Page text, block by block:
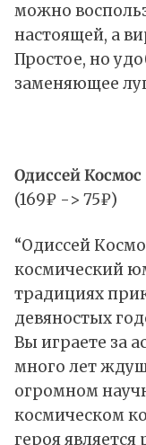
можно
настоящей, а
Простое, но
заменяющее
Одиссей
(169₽ -> 75₽)
“Одиссей
космический
традициях
девяностых
Вы играете за
много лет
огромном
космическом
героя является